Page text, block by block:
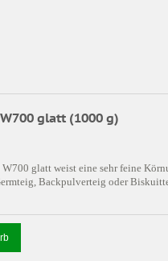
glatt (1000 g)
W700 glatt weist eine sehr feine
Backpulverteig oder